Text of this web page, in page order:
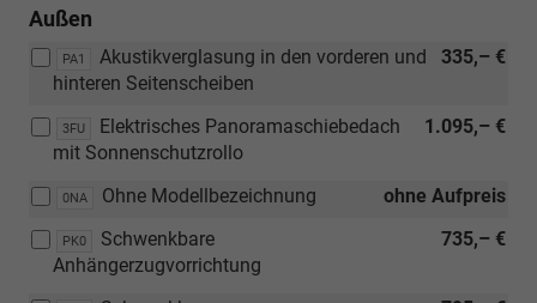
Außen
PA1 335,– €
Akustikverglasung in den vorderen und
hinteren Seitenscheiben
3FU 1.095,– €
Elektrisches Panoramaschiebedach
mit Sonnenschutzrollo
0NA ohne Aufpreis
Ohne Modellbezeichnung
PK0 735,– €
Schwenkbare
Anhängerzugvorrichtung